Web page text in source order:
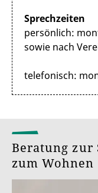
Sprechzeiten
persönlich:
sowie nach
telefonisch:
Beratung
zum Wohnen